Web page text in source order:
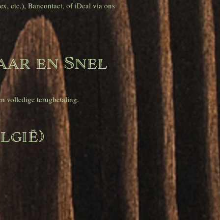
etc.), Bancontact, of iDeal via ons
en Snel
volledige terugbetaling.